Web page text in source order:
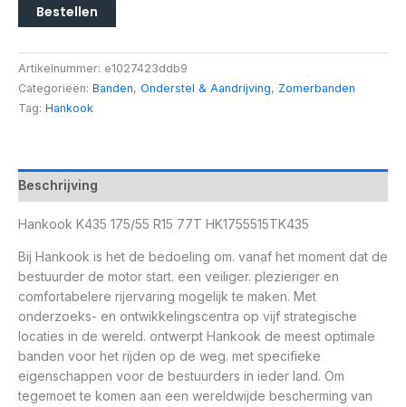
Bestellen
Artikelnummer: e1027423ddb9
Categorieën: Banden, Onderstel & Aandrijving, Zomerbanden
Tag: Hankook
Beschrijving
Hankook K435 175/55 R15 77T HK1755515TK435
Bij Hankook is het de bedoeling om. vanaf het moment dat de
bestuurder de motor start. een veiliger. plezieriger en
comfortabelere rijervaring mogelijk te maken. Met
onderzoeks- en ontwikkelingscentra op vijf strategische
locaties in de wereld. ontwerpt Hankook de meest optimale
banden voor het rijden op de weg. met specifieke
eigenschappen voor de bestuurders in ieder land. Om
tegemoet te komen aan een wereldwijde bescherming van